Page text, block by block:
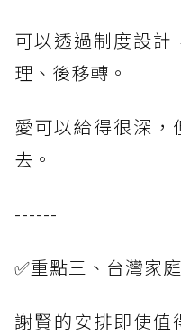
可以透過制度設計
理、後移轉。
愛可以給得很深，
去。
------
✅重點三、台灣家
謝賢的安排即使值